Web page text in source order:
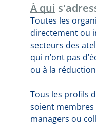
À qui
Toutes les
directement ou
secteurs des
qui n’ont pas
ou à la
Tous les profils
soient membres
managers ou